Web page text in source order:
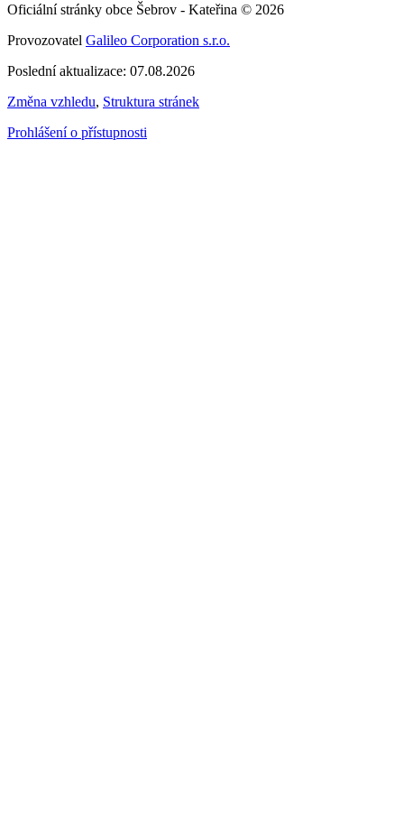
Oficiální stránky obce Šebrov - Kateřina © 2026
Provozovatel Galileo Corporation s.r.o.
Poslední aktualizace: 07.08.2026
Změna vzhledu, Struktura stránek
Prohlášení o přístupnosti